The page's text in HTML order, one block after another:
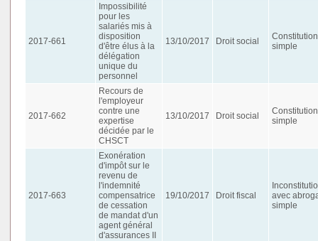
2017-661
Impossibilité
pour les
salariés mis à
disposition
d'être élus à la
délégation
unique du
personnel
13/10/2017 Droit social
simple
2017-662
Recours de
l'employeur
contre une
expertise
décidée par le
CHSCT
13/10/2017 Droit social
simple
2017-663
Exonération
d'impôt sur le
revenu de
l'indemnité
compensatrice
de cessation
de mandat d'un
agent général
d'assurances II
19/10/2017 Droit fiscal
avec
simple